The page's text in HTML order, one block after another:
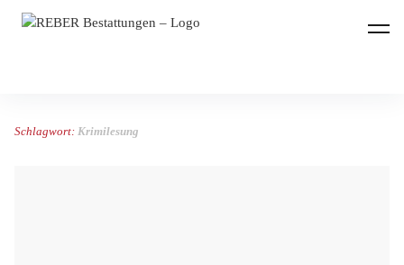
REBER Bestattungen
Schlagwort: Krimilesung